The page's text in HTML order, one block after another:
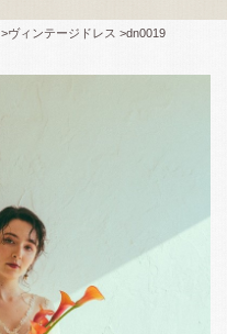
>ヴィンテージドレス >dn0019